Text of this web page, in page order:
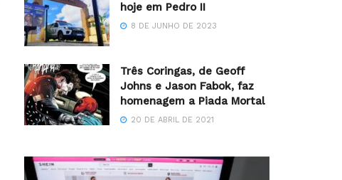
hoje em Pedro II
8 DE JUNHO DE 2023
Três Coringas, de Geoff
Johns e Jason Fabok, faz
homenagem a Piada Mortal
20 DE ABRIL DE 2021